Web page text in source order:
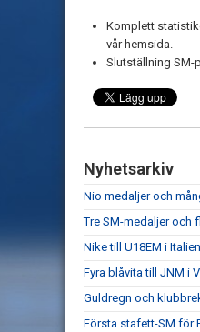
Komplett
vår hemsida.
Slutställning SM-
Nyhetsarkiv
Nio medaljer och
Tre SM-medaljer och
Nike till U18EM i
Fyra blåvita till JNM i
Guldregn och
Första stafett-SM för